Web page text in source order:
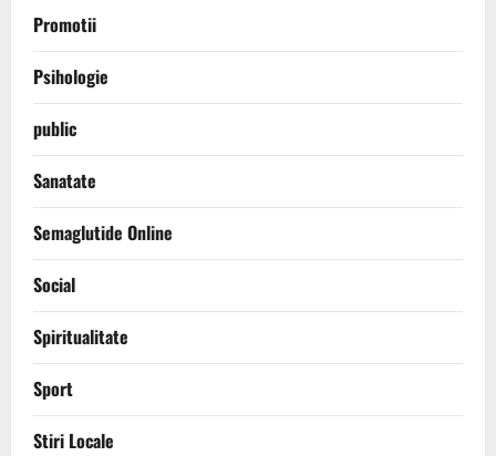
Promotii
Psihologie
public
Sanatate
Semaglutide Online
Social
Spiritualitate
Sport
Stiri Locale